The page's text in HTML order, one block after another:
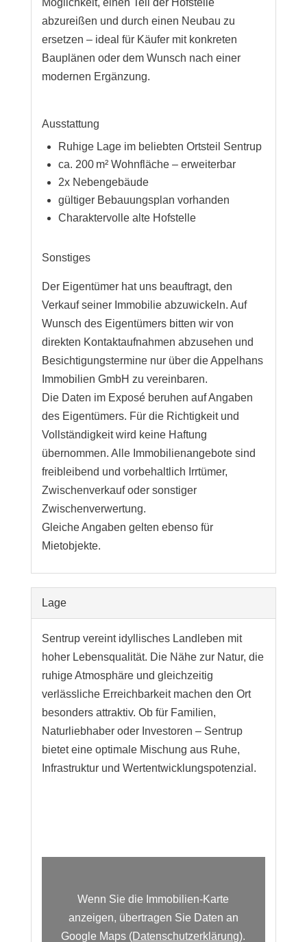
abzureißen und durch einen Neubau zu
ersetzen – ideal für Käufer mit konkreten
Bauplänen oder dem Wunsch nach einer
modernen Ergänzung.
Ausstattung
Ruhige Lage im beliebten Ortsteil Sentrup
ca. 200 m² Wohnfläche – erweiterbar
2x Nebengebäude
gültiger Bebauungsplan vorhanden
Charaktervolle alte Hofstelle
Sonstiges
Der Eigentümer hat uns beauftragt, den
Verkauf seiner Immobilie abzuwickeln. Auf
Wunsch des Eigentümers bitten wir von
direkten Kontaktaufnahmen abzusehen und
Besichtigungstermine nur über die Appelhans
Immobilien GmbH zu vereinbaren.
Die Daten im Exposé beruhen auf Angaben
des Eigentümers. Für die Richtigkeit und
Vollständigkeit wird keine Haftung
übernommen. Alle Immobilienangebote sind
freibleibend und vorbehaltlich Irrtümer,
Zwischenverkauf oder sonstiger
Zwischenverwertung.
Gleiche Angaben gelten ebenso für
Mietobjekte.
Lage
Sentrup vereint idyllisches Landleben mit
hoher Lebensqualität. Die Nähe zur Natur, die
ruhige Atmosphäre und gleichzeitig
verlässliche Erreichbarkeit machen den Ort
besonders attraktiv. Ob für Familien,
Naturliebhaber oder Investoren – Sentrup
bietet eine optimale Mischung aus Ruhe,
Infrastruktur und Wertentwicklungspotenzial.
Wenn Sie die Immobilien-Karte
anzeigen, übertragen Sie Daten an
Google Maps (Datenschutzerklärung).